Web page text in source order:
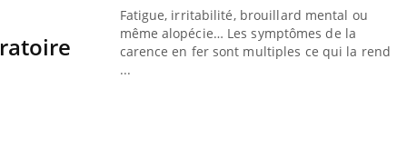
Fatigue, irritabilité, brouillard mental ou
même alopécie… Les symptômes de la
carence en fer sont multiples ce qui la rend
...